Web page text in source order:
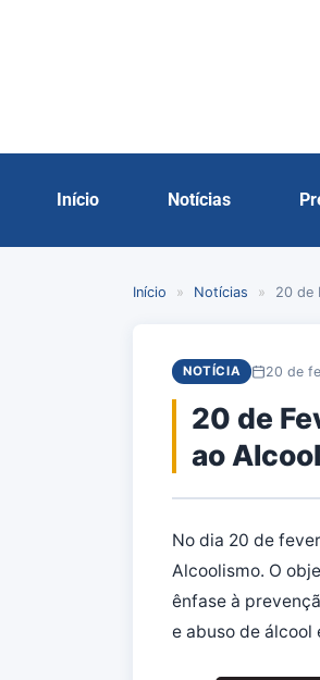
Início Notícias
Início » Notícias » 20 de
NOTÍCIA 20 de
20 de
ao
No dia 20 de
Alcoolismo. O
ênfase à
e abuso de álcool